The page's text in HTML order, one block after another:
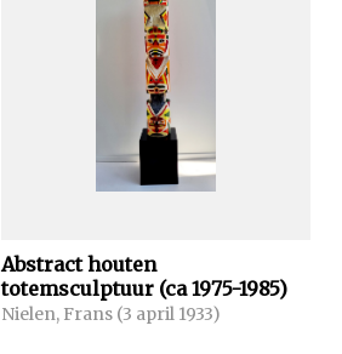
Abstract houten
totemsculptuur (ca 1975-1985)
Nielen, Frans (3 april 1933)